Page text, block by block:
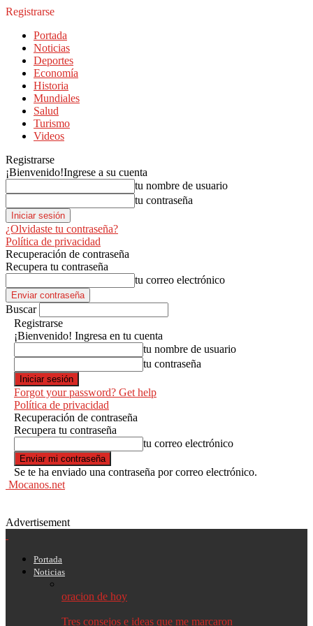
Registrarse
Portada
Noticias
Deportes
Economía
Historia
Mundiales
Salud
Turismo
Videos
Registrarse
¡Bienvenido!Ingrese a su cuenta
tu nombre de usuario
tu contraseña
¿Olvidaste tu contraseña?
Política de privacidad
Recuperación de contraseña
Recupera tu contraseña
tu correo electrónico
Buscar
Registrarse
¡Bienvenido! Ingresa en tu cuenta
tu nombre de usuario
tu contraseña
Forgot your password? Get help
Política de privacidad
Recuperación de contraseña
Recupera tu contraseña
tu correo electrónico
Se te ha enviado una contraseña por correo electrónico.
Mocanos.net
Advertisement
Portada
Noticias
oracion de hoy
Tres consejos e ideas que me marcaron